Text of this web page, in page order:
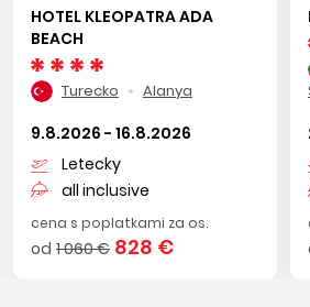
HOTEL KLEOPATRA ADA
BEACH
Turecko Alanya
9.8.2026 - 16.8.2026
Letecky
all inclusive
cena s poplatkami za os.
od 1 060 € 828 €